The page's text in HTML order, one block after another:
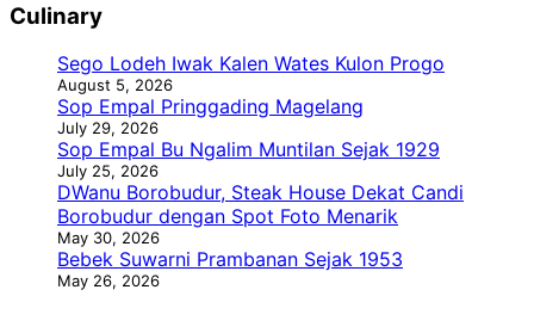
Culinary
Sego Lodeh Iwak Kalen Wates Kulon Progo
August 5, 2026
Sop Empal Pringgading Magelang
July 29, 2026
Sop Empal Bu Ngalim Muntilan Sejak 1929
July 25, 2026
DWanu Borobudur, Steak House Dekat Candi
Borobudur dengan Spot Foto Menarik
May 30, 2026
Bebek Suwarni Prambanan Sejak 1953
May 26, 2026